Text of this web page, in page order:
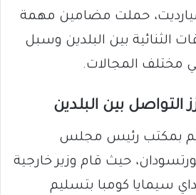
حملت مضامين مهمة
الثنائية بين البلدين وسبل
مختلف المجالات.
التواصل بين البلدين
بمكتب رئيس مجلس
حيث قام وزير خارجية
سيمايا كومبا بتسليم